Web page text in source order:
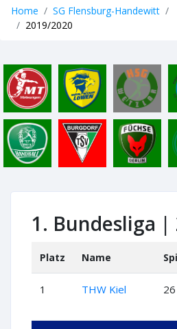
Home SG Flensburg-Handewitt
2019/2020
1. Bundesliga |
Platz Name
1 THW Kiel 26